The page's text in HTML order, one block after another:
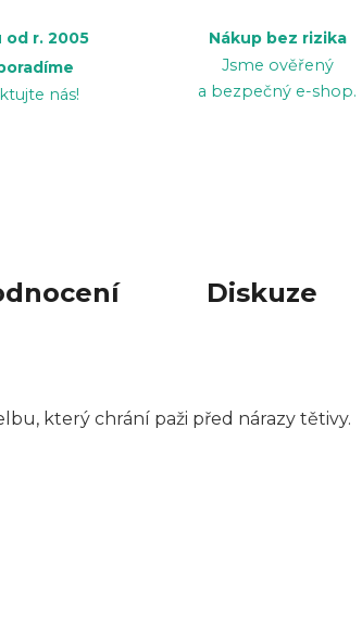
od r. 2005
nás!
Nákup bez rizika
Jsme ověřený
a bezpečný e-shop.
Diskuze
který chrání paži před nárazy tětivy.